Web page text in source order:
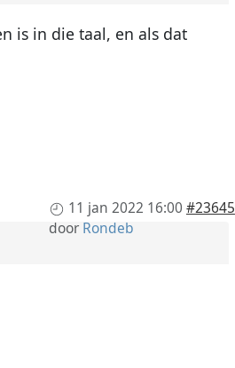
is in die taal, en als dat
11 jan 2022 16:00 #23645
doorRondeb